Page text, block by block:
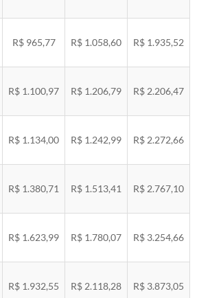
R$ 965,77 R$ 1.058,60 R$ 1.935,52
R$ 1.100,97 R$ 1.206,79 R$ 2.206,47
R$ 1.134,00 R$ 1.242,99 R$ 2.272,66
R$ 1.380,71 R$ 1.513,41 R$ 2.767,10
R$ 1.623,99 R$ 1.780,07 R$ 3.254,66
R$ 1.932,55 R$ 2.118,28 R$ 3.873,05